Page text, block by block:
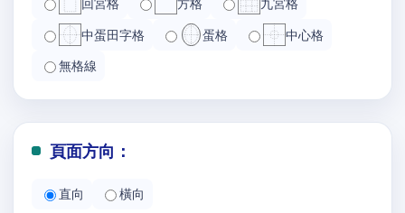
中蛋田字格 蛋格 中心格
無格線
頁面方向：
直向 橫向